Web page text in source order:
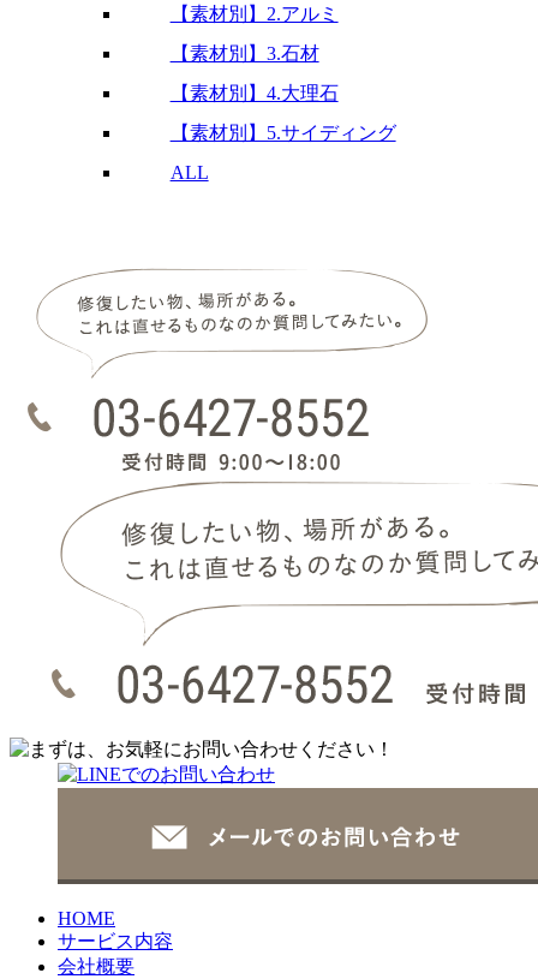
【素材別】2.アルミ
【素材別】3.石材
【素材別】4.大理石
【素材別】5.サイディング
ALL
HOME
サービス内容
会社概要